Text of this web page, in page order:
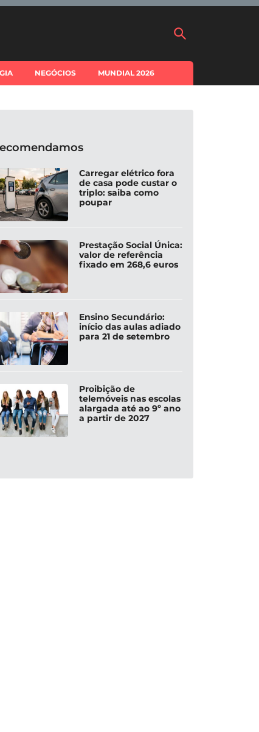
NEGÓCIOS MUNDIAL 2026
Carregar elétrico fora
de casa pode custar o
triplo: saiba como
poupar
Prestação Social Única:
valor de referência
fixado em 268,6 euros
Ensino Secundário:
início das aulas adiado
para 21 de setembro
Proibição de
telemóveis nas escolas
alargada até ao 9º ano
a partir de 2027